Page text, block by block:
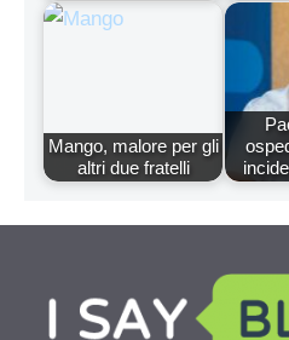
Mango, malore per gli
altri due fratelli